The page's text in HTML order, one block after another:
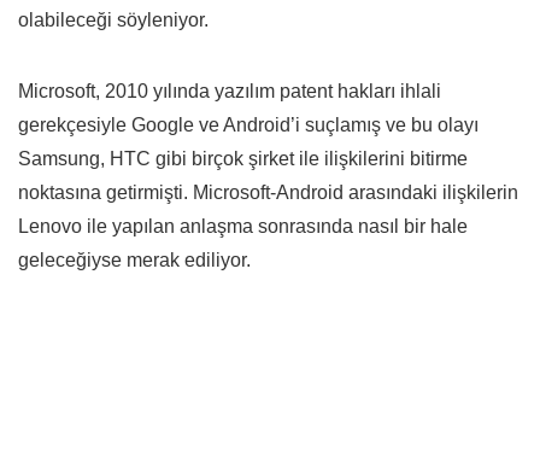
olabileceği söyleniyor.
Microsoft, 2010 yılında yazılım patent hakları ihlali
gerekçesiyle Google ve Android’i suçlamış ve bu olayı
Samsung, HTC gibi birçok şirket ile ilişkilerini bitirme
noktasına getirmişti. Microsoft-Android arasındaki ilişkilerin
Lenovo ile yapılan anlaşma sonrasında nasıl bir hale
geleceğiyse merak ediliyor.